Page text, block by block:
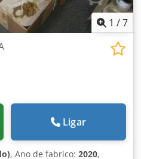
1 /7
Ligar
, Ano de fabrico: 2020,